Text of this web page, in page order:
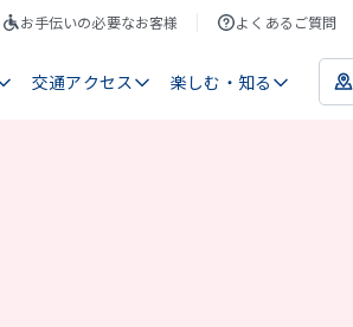
お手伝いの必要なお客様 よくあるご質問
交通アクセス 楽しむ・知る